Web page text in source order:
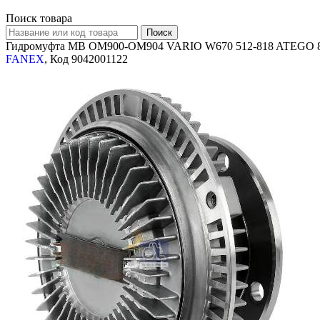
Поиск товара
Гидромуфта MB OM900-OM904 VARIO W670 512-818 ATEGO
FANEX, Код 9042001122